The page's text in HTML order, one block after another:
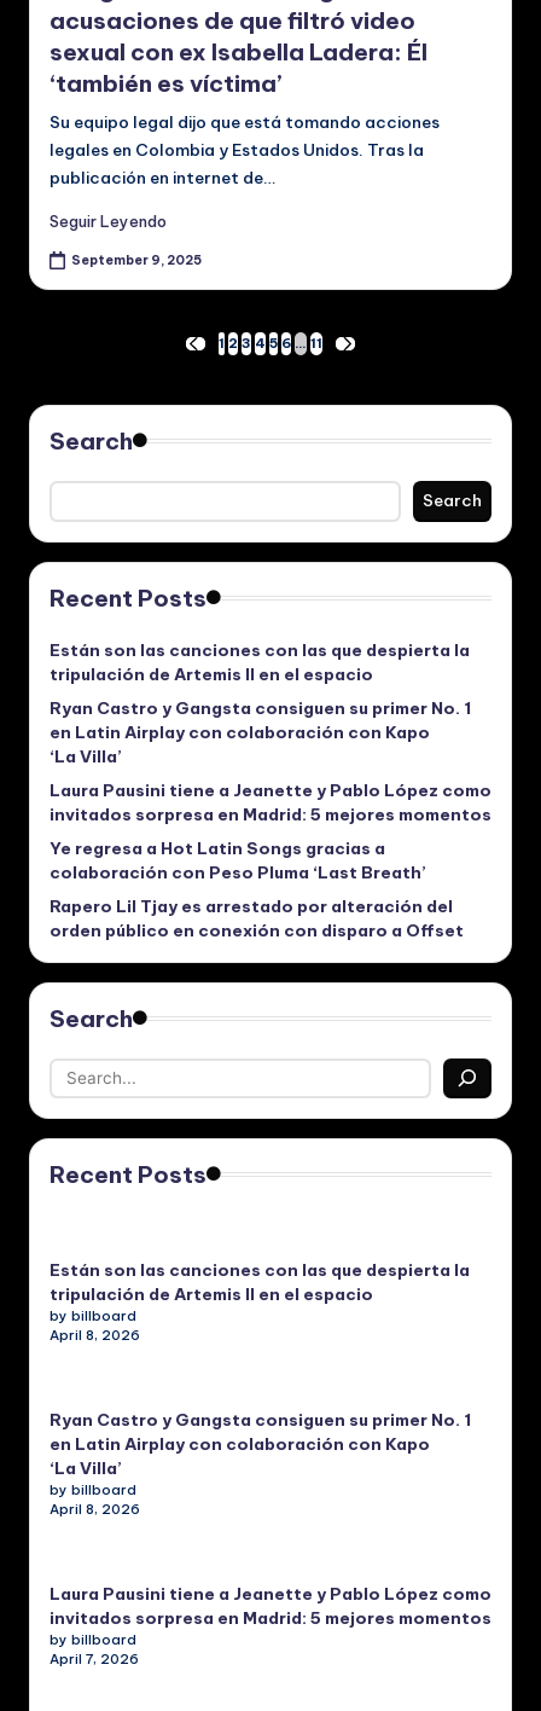
acusaciones de que filtró video
sexual con ex Isabella Ladera: Él
‘también es víctima’
Su equipo legal dijo que está tomando acciones
legales en Colombia y Estados Unidos. Tras la
publicación en internet de…
Seguir Leyendo
September 9, 2025
pagination
PREVIOUS
1 2 3 4 5 6 … 11
NEXT
Search
Search
Recent Posts
Están son las canciones con las que despierta la
tripulación de Artemis II en el espacio
Ryan Castro y Gangsta consiguen su primer No. 1
en Latin Airplay con colaboración con Kapo
‘La Villa’
Laura Pausini tiene a Jeanette y Pablo López como
invitados sorpresa en Madrid: 5 mejores momentos
Ye regresa a Hot Latin Songs gracias a
colaboración con Peso Pluma ‘Last Breath’
Rapero Lil Tjay es arrestado por alteración del
orden público en conexión con disparo a Offset
Search
Recent Posts
Están son las canciones con las que despierta la
tripulación de Artemis II en el espacio
by billboard
April 8, 2026
Ryan Castro y Gangsta consiguen su primer No. 1
en Latin Airplay con colaboración con Kapo
‘La Villa’
by billboard
April 8, 2026
Laura Pausini tiene a Jeanette y Pablo López como
invitados sorpresa en Madrid: 5 mejores momentos
by billboard
April 7, 2026